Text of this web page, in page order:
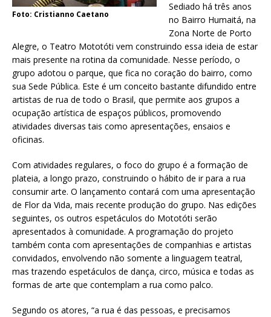
Foto: Cristianno Caetano
Sediado há três anos
no Bairro Humaitá, na
Zona Norte de Porto
Alegre, o Teatro Mototóti vem construindo essa ideia de estar
mais presente na rotina da comunidade. Nesse período, o
grupo adotou o parque, que fica no coração do bairro, como
sua Sede Pública. Este é um conceito bastante difundido entre
artistas de rua de todo o Brasil, que permite aos grupos a
ocupação artística de espaços públicos, promovendo
atividades diversas tais como apresentações, ensaios e
oficinas.
Com atividades regulares, o foco do grupo é a formação de
plateia, a longo prazo, construindo o hábito de ir para a rua
consumir arte. O lançamento contará com uma apresentação
de Flor da Vida, mais recente produção do grupo. Nas edições
seguintes, os outros espetáculos do Mototóti serão
apresentados à comunidade. A programação do projeto
também conta com apresentações de companhias e artistas
convidados, envolvendo não somente a linguagem teatral,
mas trazendo espetáculos de dança, circo, música e todas as
formas de arte que contemplam a rua como palco.
Segundo os atores, “a rua é das pessoas, e precisamos